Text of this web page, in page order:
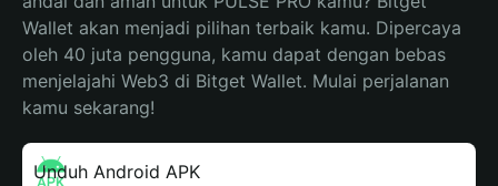
Wallet akan menjadi pilihan terbaik kamu. Dipercaya
oleh 40 juta pengguna, kamu dapat dengan bebas
menjelajahi Web3 di Bitget Wallet. Mulai perjalanan
kamu sekarang!
Unduh Android APK